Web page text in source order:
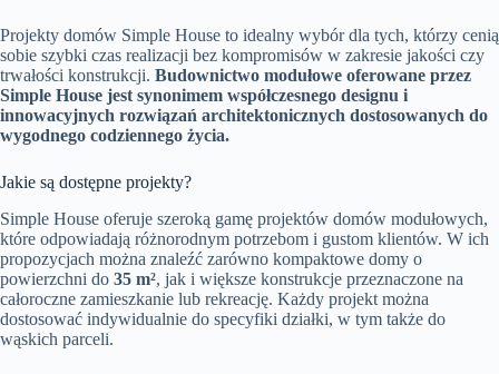
Projekty domów Simple House to idealny wybór dla tych, którzy cenią
sobie szybki czas realizacji bez kompromisów w zakresie jakości czy
trwałości konstrukcji. Budownictwo modułowe oferowane przez
Simple House jest synonimem współczesnego designu i
innowacyjnych rozwiązań architektonicznych dostosowanych do
wygodnego codziennego życia.
Jakie są dostępne projekty?
Simple House oferuje szeroką gamę projektów domów modułowych,
które odpowiadają różnorodnym potrzebom i gustom klientów. W ich
propozycjach można znaleźć zarówno kompaktowe domy o
powierzchni do 35 m², jak i większe konstrukcje przeznaczone na
całoroczne zamieszkanie lub rekreację. Każdy projekt można
dostosować indywidualnie do specyfiki działki, w tym także do
wąskich parceli.